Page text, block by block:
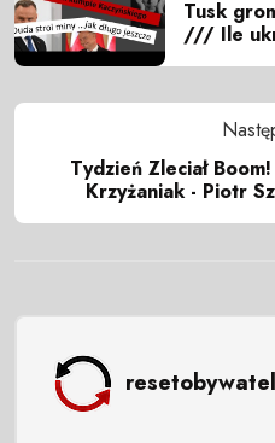
Tusk
/// Ile
Tydzień Zleciał
Krzyżaniak - Piotr